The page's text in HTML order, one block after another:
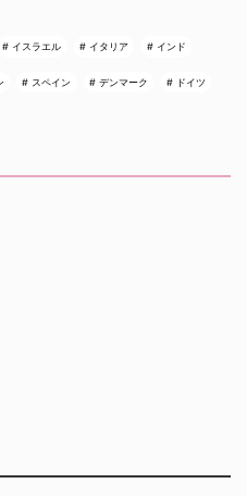
イスラエル イタリア インド
スペイン デンマーク ドイツ